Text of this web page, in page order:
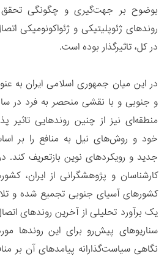
بوضوح بر جهت‌گیری و چگونگی تحقق
روندهای ژئوپلیتیکی و ژئواکونومیکی
در کل، تاثیرگذار بوده است.
در این میان جمهوری اسلامی ایران به
و جنوبی و با نقشی منحصر به فرد در
منطقه‌ای نیز از چنین روندهایی تاثیر
خود و روش‌های نیل به منافع را بر
جدید و رویکردهای نوین بازتعریف کند.
کارشناسان و پژوهشگرانی از ایران،
کشورهای آسیای جنوبی تجمیع شده و
یک برآورد تحلیلی از آخرین روندهای
سناریوهای پیش‌رو برای این روندها
نگاهی سیاست‌گذارانه پیامدهای آن بر